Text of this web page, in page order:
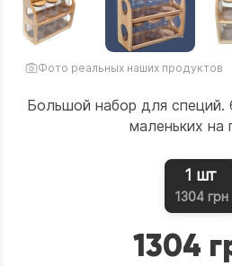
Фото реальных наших продуктов
Большой набор для специй.
маленьких на
1 шт
1304 грн
1304